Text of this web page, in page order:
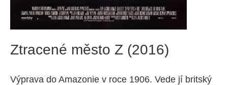
Ztracené město Z (2016)
Výprava do Amazonie v roce 1906. Vede jí britský